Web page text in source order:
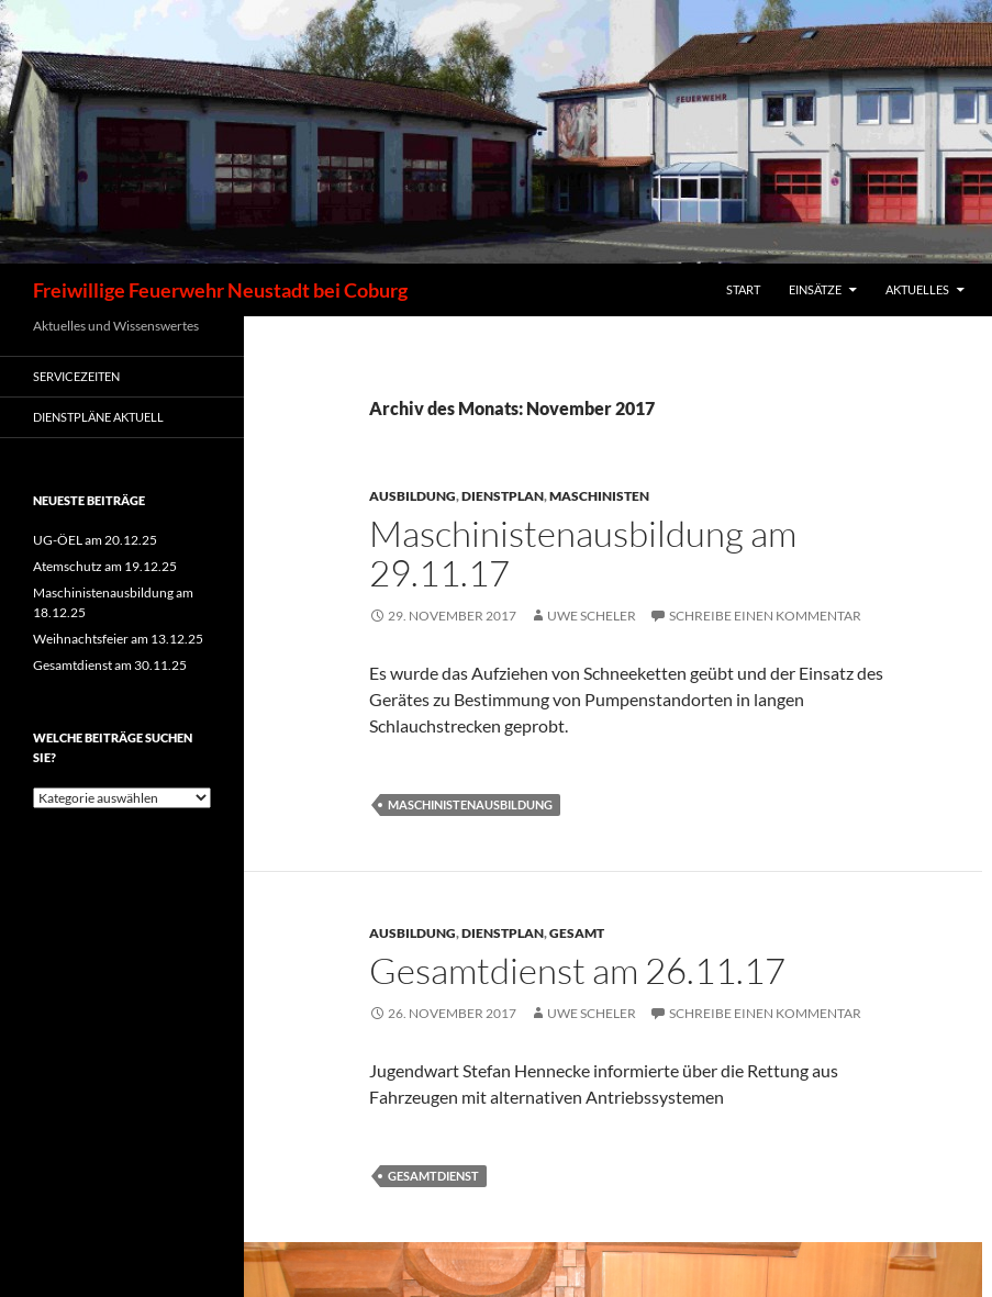
Zum
Inhalt
springen
Freiwillige Feuerwehr Neustadt bei Coburg START EINSÄTZE AKTUELLES
Archiv des Monats: November 2017
AUSBILDUNG,DIENSTPLAN,MASCHINISTEN
Maschinistenausbildung am
29.11.17
29. NOVEMBER 2017 UWE SCHELER SCHREIBE EINEN KOMMENTAR
Es wurde das Aufziehen von Schneeketten geübt und der Einsatz des
Gerätes zu Bestimmung von Pumpenstandorten in langen
Schlauchstrecken geprobt.
MASCHINISTENAUSBILDUNG
AUSBILDUNG,DIENSTPLAN,GESAMT
Gesamtdienst am 26.11.17
26. NOVEMBER 2017 UWE SCHELER SCHREIBE EINEN KOMMENTAR
Jugendwart Stefan Hennecke informierte über die Rettung aus
Fahrzeugen mit alternativen Antriebssystemen
GESAMTDIENST
Aktuelles und Wissenswertes
SERVICEZEITEN
DIENSTPLÄNE AKTUELL
NEUESTE BEITRÄGE
UG-ÖEL am 20.12.25
Atemschutz am 19.12.25
Maschinistenausbildung am
18.12.25
Weihnachtsfeier am 13.12.25
Gesamtdienst am 30.11.25
WELCHE BEITRÄGE SUCHEN
SIE?
Welche